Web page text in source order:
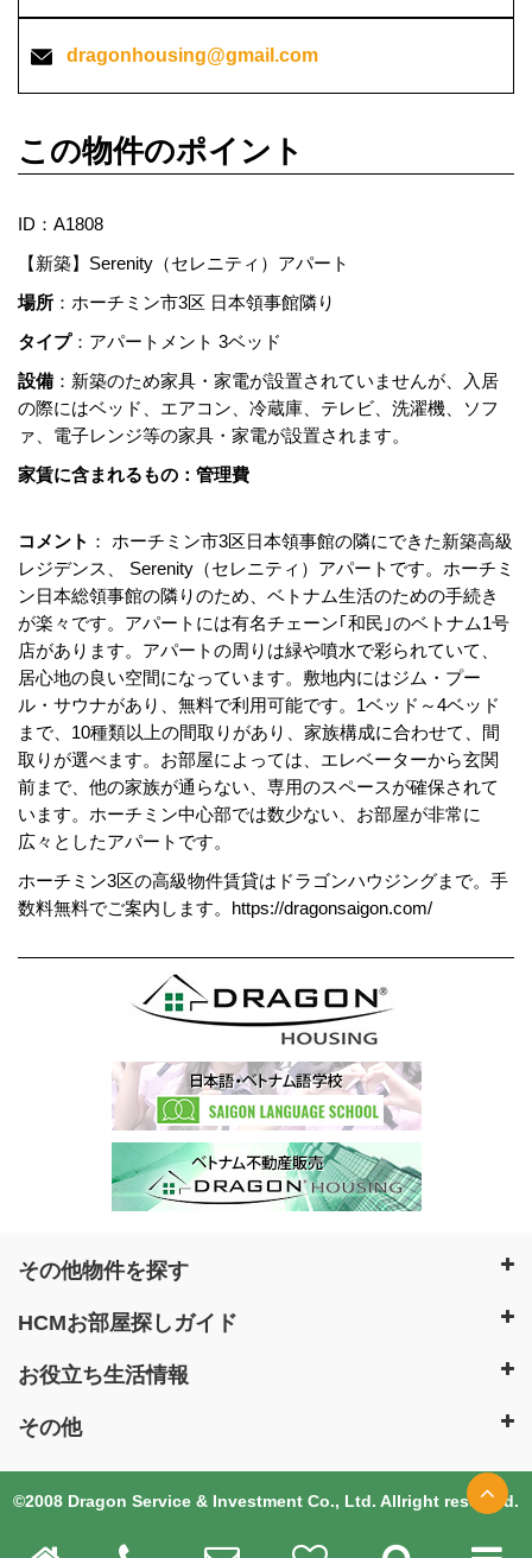
dragonhousing@gmail.com
この物件のポイント
ID：A1808
【新築】Serenity（セレニティ）アパート
場所 ：ホーチミン市3区 日本領事館隣り
タイプ：アパートメント 3ベッド
設備：新築のため家具・家電が設置されていませんが、入居
の際にはベッド、エアコン、冷蔵庫、テレビ、洗濯機、ソフ
ァ、電子レンジ等の家具・家電が設置されます。
家賃に含まれるもの：管理費
コメント ： ホーチミン市3区日本領事館の隣にできた新築高級
レジデンス、 Serenity（セレニティ）アパートです。ホーチミ
ン日本総領事館の隣りのため、ベトナム生活のための手続き
が楽々です。アパートには有名チェーン｢和民｣のベトナム1号
店があります。アパートの周りは緑や噴水で彩られていて、
居心地の良い空間になっています。敷地内にはジム・プー
ル・サウナがあり、無料で利用可能です。1ベッド～4ベッド
まで、10種類以上の間取りがあり、家族構成に合わせて、間
取りが選べます。お部屋によっては、エレベーターから玄関
前まで、他の家族が通らない、専用のスペースが確保されて
います。ホーチミン中心部では数少ない、お部屋が非常に
広々としたアパートです。
ホーチミン3区の高級物件賃貸はドラゴンハウジングまで。手
数料無料でご案内します。https://dragonsaigon.com/
その他物件を探す
HCMお部屋探しガイド
お役立ち生活情報
その他
©2008 Dragon Service & Investment Co., Ltd. Allright reserved.